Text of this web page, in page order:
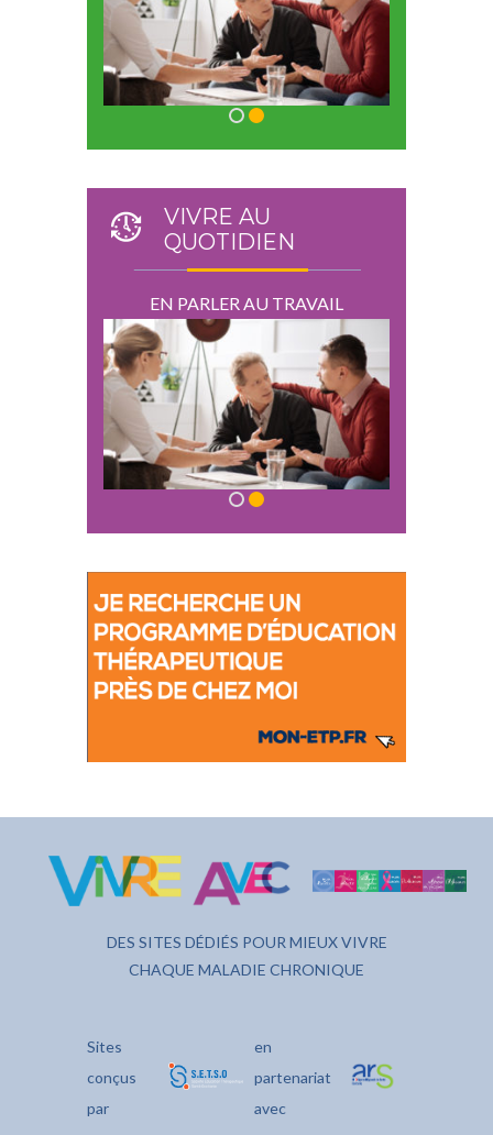
VIVRE AU
QUOTIDIEN
EN PARLER AU TRAVAIL
DES SITES DÉDIÉS POUR MIEUX VIVRE
CHAQUE MALADIE CHRONIQUE
Sites
conçus
par
en
partenariat
avec